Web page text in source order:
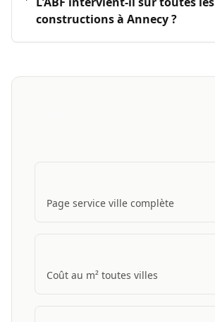
constructions à Annecy ?
Page service ville complète
Coût au m² toutes villes